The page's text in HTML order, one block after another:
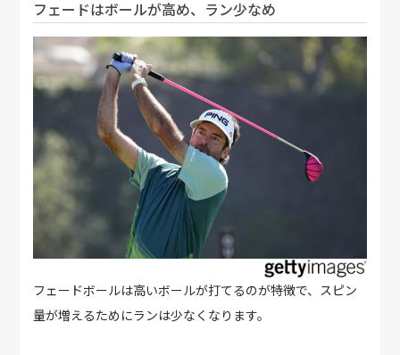
フェードはボールが高め、ラン少なめ
フェードボールは高いボールが打てるのが特徴で、スピン
量が増えるためにランは少なくなります。